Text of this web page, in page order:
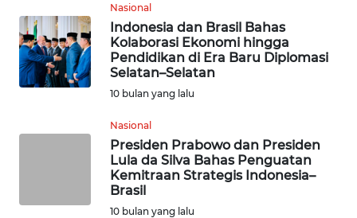
Nasional
Indonesia dan Brasil Bahas
Kolaborasi Ekonomi hingga
Pendidikan di Era Baru Diplomasi
Selatan–Selatan
10 bulan yang lalu
Nasional
Presiden Prabowo dan Presiden
Lula da Silva Bahas Penguatan
Kemitraan Strategis Indonesia–
Brasil
10 bulan yang lalu
DISCLAIMER
Wahana
News